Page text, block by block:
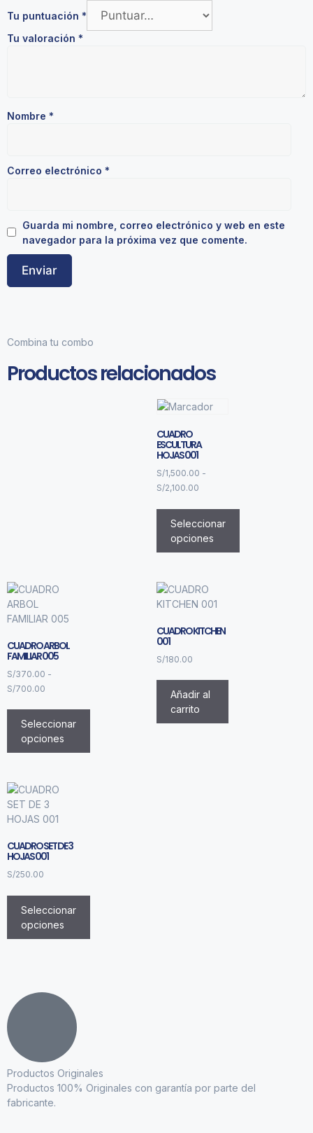
Tu puntuación *
Tu valoración *
Nombre *
Correo electrónico *
Guarda mi nombre, correo electrónico y web en este
navegador para la próxima vez que comente.
Combina tu combo
Productos relacionados
CUADRO
ESCULTURA
HOJAS 001
S/1,500.00 -
S/2,100.00
Seleccionar
opciones
CUADRO ARBOL
FAMILIAR 005
S/370.00 -
S/700.00
Seleccionar
opciones
CUADRO KITCHEN
001
S/180.00
Añadir al
carrito
CUADRO SET DE 3
HOJAS 001
S/250.00
Seleccionar
opciones
Productos Originales
Productos 100% Originales con garantía por parte del
fabricante.